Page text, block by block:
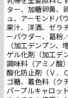
ター、加糖卵黄、
ュ、アーモンドパ
果汁、洋酒、ゼラ
ーパウダー、葛粉
（加工デンプン、
ゲル化剤（加工デ
調味料（アミノ酸
酸化防止剤（Ｖ．
ゴ糖、着色料（ク
パープルキャロット